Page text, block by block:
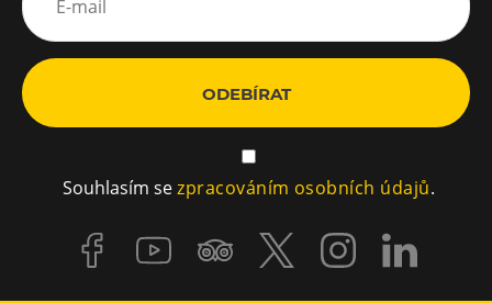
ODEBÍRAT
Souhlasím sezpracováním osobních údajů.